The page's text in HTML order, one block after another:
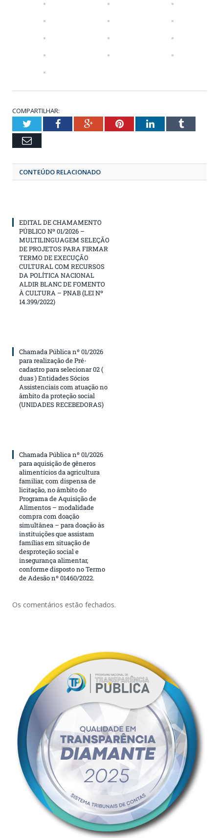
COMPARTILHAR:
TwitterFacebookGoogle+Pinterest
LinkedIn
Email
CONTEÚDO RELACIONADO
EDITAL DE CHAMAMENTO
PÚBLICO Nº 01/2026 –
MULTILINGUAGEM SELEÇÃO
DE PROJETOS PARA FIRMAR
TERMO DE EXECUÇÃO
CULTURAL COM RECURSOS
DA POLÍTICA NACIONAL
ALDIR BLANC DE FOMENTO
À CULTURA – PNAB (LEI Nº
14.399/2022)
Chamada Pública nº 01/2026
para realização de Pré-
cadastro para selecionar 02 (
duas ) Entidades Sócios
Assistenciais com atuação no
âmbito da proteção social
(UNIDADES RECEBEDORAS)
Chamada Pública nº 01/2026
para aquisição de gêneros
alimentícios da agricultura
familiar, com dispensa de
licitação, no âmbito do
Programa de Aquisição de
Alimentos – modalidade
compra com doação
simultânea – para doação às
instituições que assistam
famílias em situação de
desproteção social e
insegurança alimentar,
conforme disposto no Termo
de Adesão nº 01460/2022.
Os comentários estão fechados.